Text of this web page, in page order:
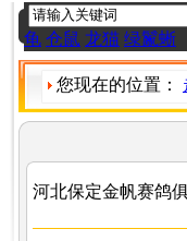
龟 仓鼠 龙猫 绿鬣蜥
您现在的位置：
河北保定金帆赛鸽